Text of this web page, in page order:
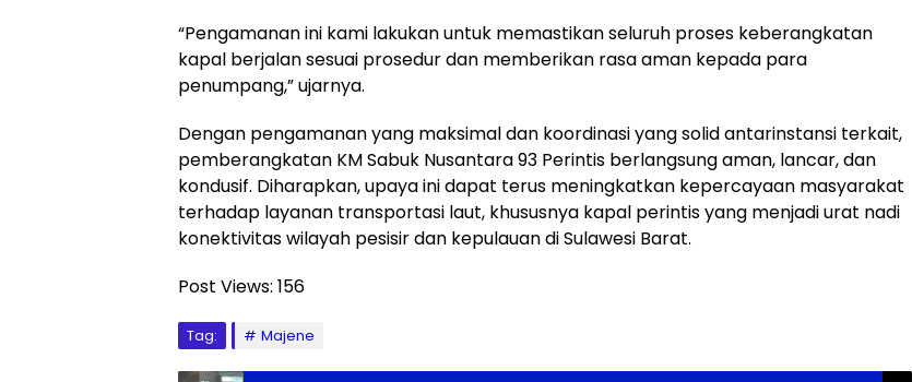
“Pengamanan ini kami lakukan untuk memastikan seluruh proses keberangkatan
kapal berjalan sesuai prosedur dan memberikan rasa aman kepada para
penumpang,” ujarnya.
Dengan pengamanan yang maksimal dan koordinasi yang solid antarinstansi terkait,
pemberangkatan KM Sabuk Nusantara 93 Perintis berlangsung aman, lancar, dan
kondusif. Diharapkan, upaya ini dapat terus meningkatkan kepercayaan masyarakat
terhadap layanan transportasi laut, khususnya kapal perintis yang menjadi urat nadi
konektivitas wilayah pesisir dan kepulauan di Sulawesi Barat.
Post Views: 156
Tag: Majene